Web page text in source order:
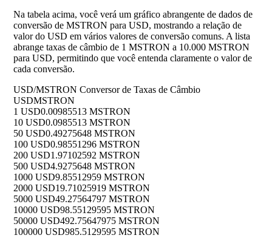
Na tabela acima, você verá um gráfico abrangente de dados de
conversão de MSTRON para USD, mostrando a relação de
valor do USD em vários valores de conversão comuns. A lista
abrange taxas de câmbio de 1 MSTRON a 10.000 MSTRON
para USD, permitindo que você entenda claramente o valor de
cada conversão.
USD/MSTRON Conversor de Taxas de Câmbio
USDMSTRON
1 USD0.00985513 MSTRON
10 USD0.0985513 MSTRON
50 USD0.49275648 MSTRON
100 USD0.98551296 MSTRON
200 USD1.97102592 MSTRON
500 USD4.9275648 MSTRON
1000 USD9.85512959 MSTRON
2000 USD19.71025919 MSTRON
5000 USD49.27564797 MSTRON
10000 USD98.55129595 MSTRON
50000 USD492.75647975 MSTRON
100000 USD985.5129595 MSTRON